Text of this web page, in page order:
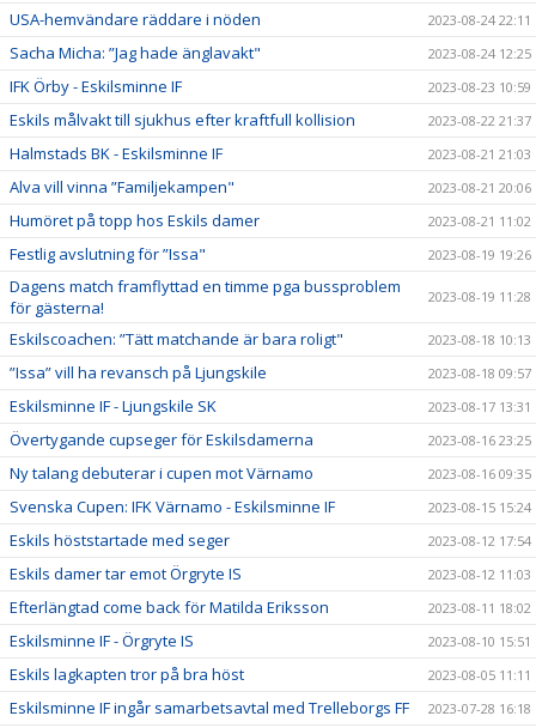
USA-hemvändare räddare i nöden 2023-08-24 22:11
Sacha Micha: ”Jag hade änglavakt" 2023-08-24 12:25
IFK Örby - Eskilsminne IF 2023-08-23 10:59
Eskils målvakt till sjukhus efter kraftfull kollision 2023-08-22 21:37
Halmstads BK - Eskilsminne IF 2023-08-21 21:03
Alva vill vinna ”Familjekampen" 2023-08-21 20:06
Humöret på topp hos Eskils damer 2023-08-21 11:02
Festlig avslutning för ”Issa" 2023-08-19 19:26
Dagens match framflyttad en timme pga bussproblem
för gästerna!
2023-08-19 11:28
Eskilscoachen: ”Tätt matchande är bara roligt" 2023-08-18 10:13
”Issa” vill ha revansch på Ljungskile 2023-08-18 09:57
Eskilsminne IF - Ljungskile SK 2023-08-17 13:31
Övertygande cupseger för Eskilsdamerna 2023-08-16 23:25
Ny talang debuterar i cupen mot Värnamo 2023-08-16 09:35
Svenska Cupen: IFK Värnamo - Eskilsminne IF 2023-08-15 15:24
Eskils höststartade med seger 2023-08-12 17:54
Eskils damer tar emot Örgryte IS 2023-08-12 11:03
Efterlängtad come back för Matilda Eriksson 2023-08-11 18:02
Eskilsminne IF - Örgryte IS 2023-08-10 15:51
Eskils lagkapten tror på bra höst 2023-08-05 11:11
Eskilsminne IF ingår samarbetsavtal med Trelleborgs FF 2023-07-28 16:18